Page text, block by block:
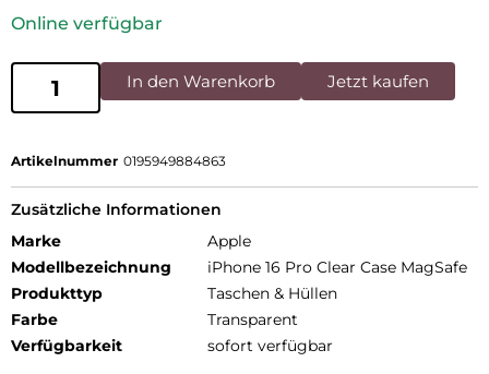
Online verfügbar
In den Warenkorb Jetzt kaufen
Artikelnummer 0195949884863
Zusätzliche Informationen
Marke
Apple
Modellbezeichnung
iPhone 16 Pro Clear Case MagSafe
Produkttyp
Taschen & Hüllen
Farbe
Transparent
Verfügbarkeit
sofort verfügbar